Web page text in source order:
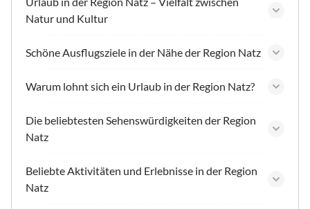
Natur und Kultur
Schöne Ausflugsziele in der Nähe der Region Natz
Warum lohnt sich ein Urlaub in der Region Natz?
Die beliebtesten Sehenswürdigkeiten der Region
Natz
Beliebte Aktivitäten und Erlebnisse in der Region
Natz